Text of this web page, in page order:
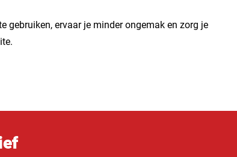
gebruiken, ervaar je minder ongemak en zorg je